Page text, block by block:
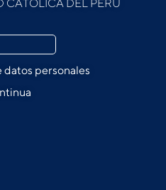
CATÓLICA DEL PERU
personales